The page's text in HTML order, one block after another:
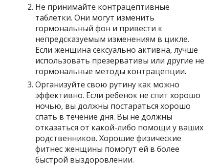
Не принимайте контрацептивные
таблетки. Они могут изменить
гормональный фон и привести к
непредсказуемым изменениям в цикле.
Если женщина сексуально активна, лучше
использовать презервативы или другие не
гормональные методы контрацепции.
Организуйте свою рутину как можно
эффективно. Если ребенок не спит хорошо
ночью, вы должны постараться хорошо
спать в течение дня. Вы не должны
отказаться от какой-либо помощи у ваших
родственников. Хорошие физические
фитнес женщины помогут ей в более
быстрой выздоровлении.